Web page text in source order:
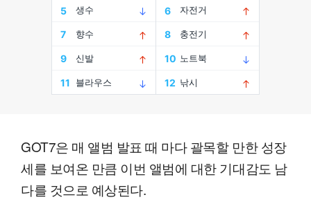
GOT7은 매 앨범 발표 때 마다 괄목할 만한 성장
세를 보여온 만큼 이번 앨범에 대한 기대감도 남
다를 것으로 예상된다.